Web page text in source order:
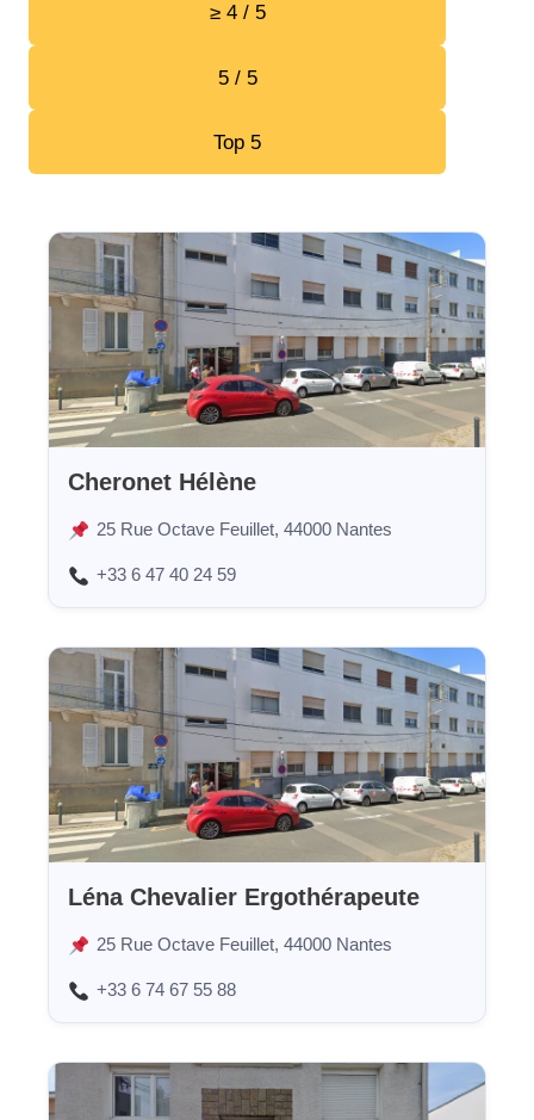
≥ 4 / 5
5 / 5
Top 5
Cheronet Hélène
25 Rue Octave Feuillet, 44000 Nantes
+33 6 47 40 24 59
Léna Chevalier Ergothérapeute
25 Rue Octave Feuillet, 44000 Nantes
+33 6 74 67 55 88